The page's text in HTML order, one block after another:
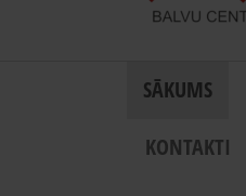
SĀKUMS
KONTAKTI